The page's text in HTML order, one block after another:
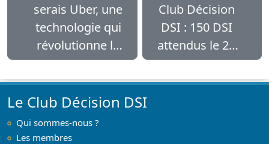
serais Uber, une
technologie qui
révolutionne le
travail »
Club Décision
DSI : 150 DSI
attendus le 22
octobre
Le Club Décision DSI
Qui sommes-nous ?
Les membres